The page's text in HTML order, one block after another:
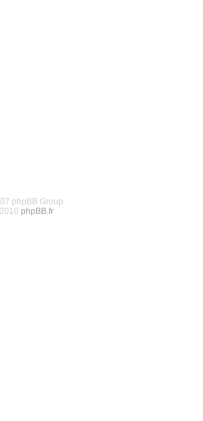
phpBB Group
phpBB.fr